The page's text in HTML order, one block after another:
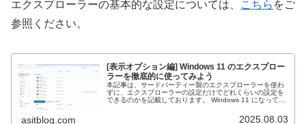
エクスプローラーの基本的な設定については、 こちら をご
参照ください。
[表示オプション編] Windows 11 のエクスプロー
ラーを徹底的に使ってみよう
本記事は、サードパーティー製のエクスプローラーを使わ
ずに、エクスプローラーの設定だけでどれくらいの設定を
できるのかを記載しております。 Windows 11 になってか
ういったところまで徹底的に解説できればと思います。 今
asitblog.com 2025.08.03